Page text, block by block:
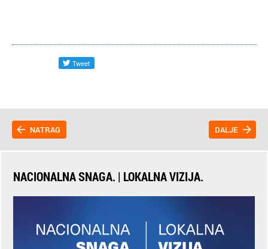
NATRAG DALJE
NACIONALNA SNAGA. | LOKALNA VIZIJA.